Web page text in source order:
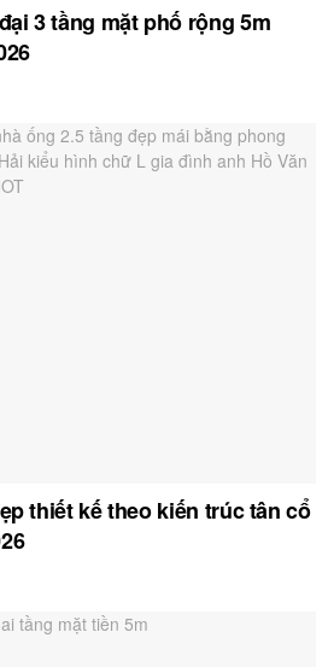
3 tầng mặt phố rộng 5m
thiết kế theo kiến trúc tân cổ